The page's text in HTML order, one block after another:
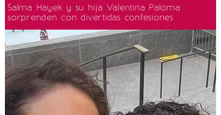
Salma Hayek y su hija Valentina Paloma
sorprenden con divertidas confesiones